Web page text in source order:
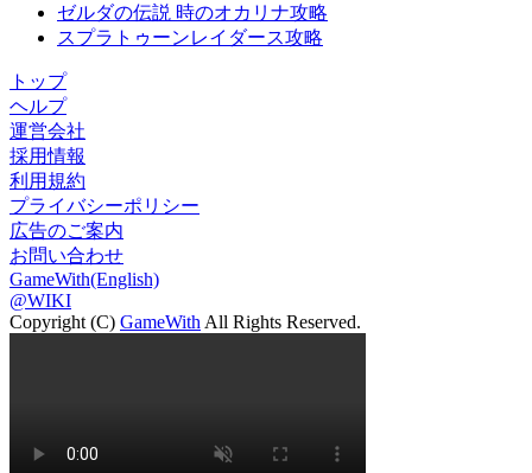
ゼルダの伝説 時のオカリナ攻略
スプラトゥーンレイダース攻略
トップ
ヘルプ
運営会社
採用情報
利用規約
プライバシーポリシー
広告のご案内
お問い合わせ
GameWith(English)
@WIKI
Copyright (C) GameWith All Rights Reserved.